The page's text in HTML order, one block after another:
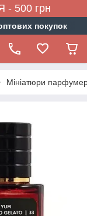
500 грн
покупок
Мініатюри